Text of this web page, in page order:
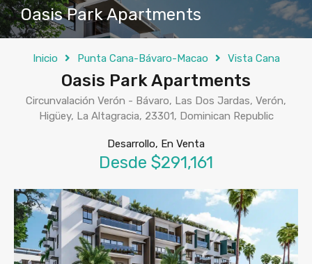
Oasis Park Apartments
Inicio Punta Cana-Bávaro-Macao Vista Cana
Oasis Park Apartments
Circunvalación Verón - Bávaro, Las Dos Jardas, Verón,
Higüey, La Altagracia, 23301, Dominican Republic
Desarrollo, En Venta
Desde $291,161